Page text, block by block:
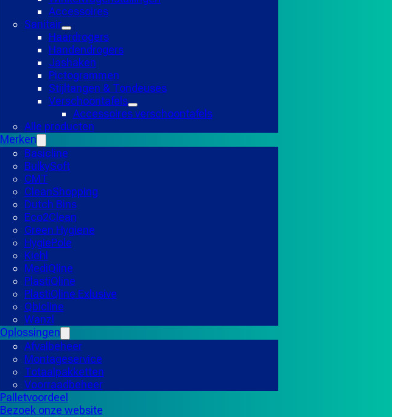
Accessoires
Sanitair
Haardrogers
Handendrogers
Jashaken
Pictogrammen
Stijltangen & Tondeuses
Verschoontafels
Accessoires verschoontafels
Alle producten
Merken
Basicline
BulkySoft
CMT
CleanShopping
Dutch Bins
Eco2Clean
Green Hygiene
HygiePole
Kiehl
MediQline
PlastiQline
PlastiQline Exlusive
Qbicline
Wanzl
Oplossingen
Afvalbeheer
Montageservice
Totaalpakketten
Voorraadbeheer
Palletvoordeel
Bezoek onze website